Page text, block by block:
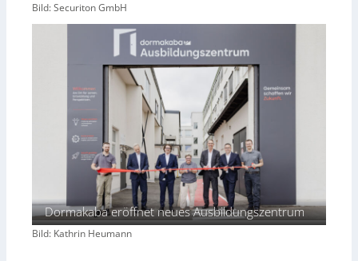
Bild: Securiton GmbH
Dormakaba eröffnet neues Ausbildungszentrum
Bild: Kathrin Heumann